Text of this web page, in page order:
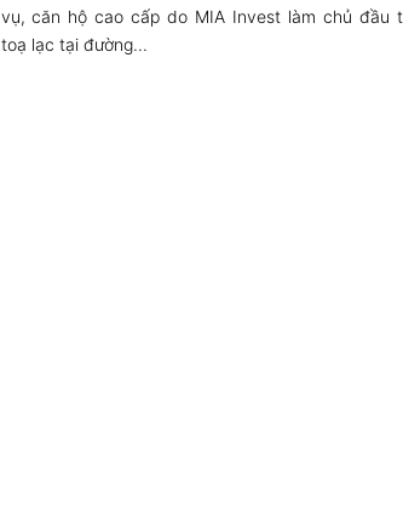
vụ, căn hộ cao cấp do MIA Invest làm chủ đầu
toạ lạc tại đường...